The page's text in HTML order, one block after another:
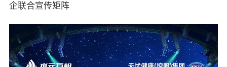
企联合宣传矩阵